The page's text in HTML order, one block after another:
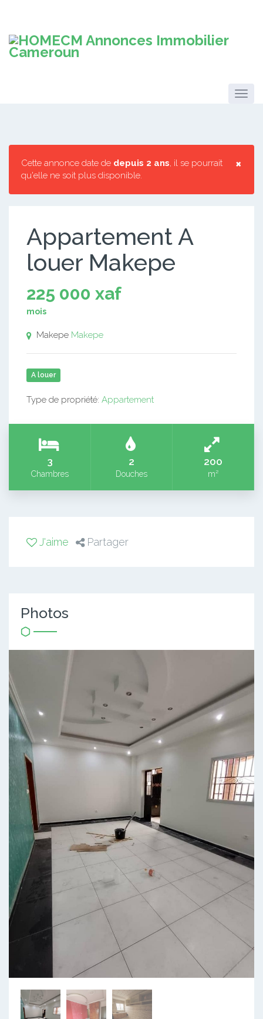
×
Cette annonce date de depuis 2 ans, il se pourrait
qu'elle ne soit plus disponible.
Appartement A
louer Makepe
225 000 xaf
mois
Makepe Makepe
A louer
Type de propriété: Appartement
3
Chambres
2
Douches
200
m²
J'aime Partager
Photos